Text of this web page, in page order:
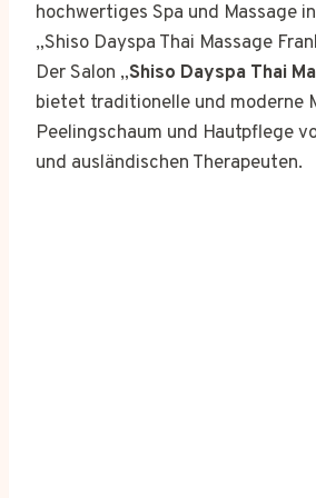
hochwertiges Spa und Massage in
„Shiso Dayspa Thai Massage
Der Salon „Shiso Dayspa Thai
bietet traditionelle und moderne
Peelingschaum und Hautpflege
und ausländischen Therapeuten.